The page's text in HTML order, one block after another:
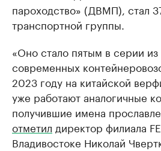
пароходство» (ДВМП), стал
транспортной группы.
«Оно стало пятым в серии
современных
2023 году на китайской
уже работают аналогичные
получившие имена
отметил директор филиала
Владивостоке Николай